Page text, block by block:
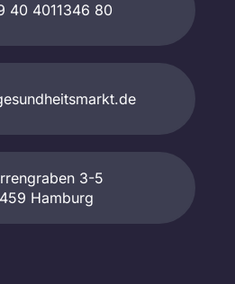
40 4011346 80
3-5
Hamburg